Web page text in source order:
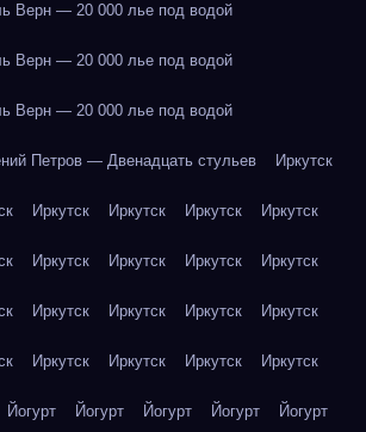
Верн — 20 000 лье под водой
Верн — 20 000 лье под водой
Верн — 20 000 лье под водой
Петров — Двенадцать стульев Иркутск
Иркутск Иркутск Иркутск Иркутск
Иркутск Иркутск Иркутск Иркутск
Иркутск Иркутск Иркутск Иркутск
Иркутск Иркутск Иркутск Иркутск
Йогурт Йогурт Йогурт Йогурт Йогурт